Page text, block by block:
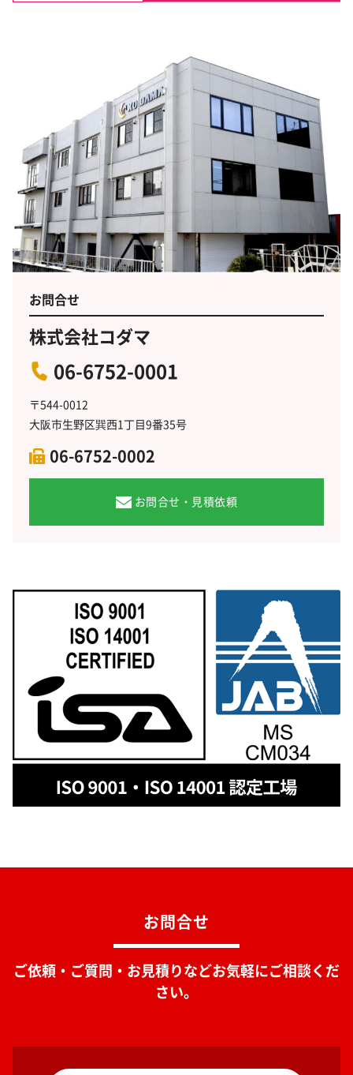
お問合せ
株式会社コダマ
06-6752-0001
〒544-0012
大阪市生野区巽西1丁目9番35号
06-6752-0002
お問合せ・見積依頼
お問合せ
ご依頼・ご質問・お見積りなどお気軽にご相談くだ
さい。